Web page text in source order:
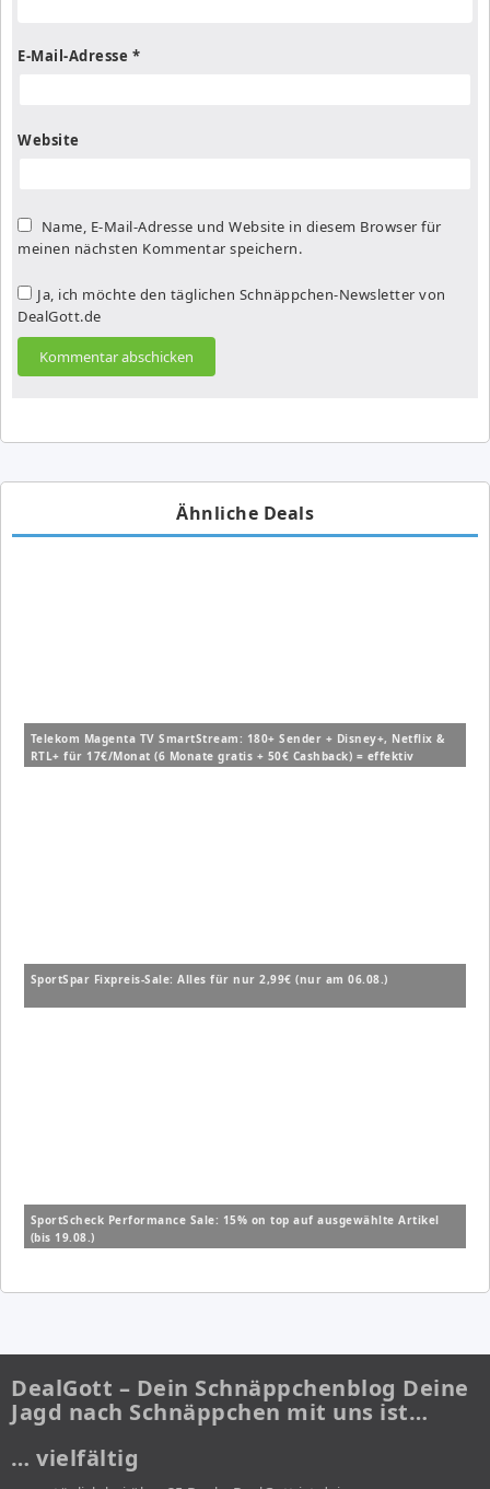
E-Mail-Adresse *
Website
Name, E-Mail-Adresse und Website in diesem Browser für
meinen nächsten Kommentar speichern.
Ja, ich möchte den täglichen Schnäppchen-Newsletter von
DealGott.de
Ähnliche Deals
Telekom Magenta TV SmartStream: 180+ Sender + Disney+, Netflix &
RTL+ für 17€/Monat (6 Monate gratis + 50€ Cashback) = effektiv
SportSpar Fixpreis-Sale: Alles für nur 2,99€ (nur am 06.08.)
SportScheck Performance Sale: 15% on top auf ausgewählte Artikel
(bis 19.08.)
DealGott – Dein Schnäppchenblog Deine
Jagd nach Schnäppchen mit uns ist…
… vielfältig